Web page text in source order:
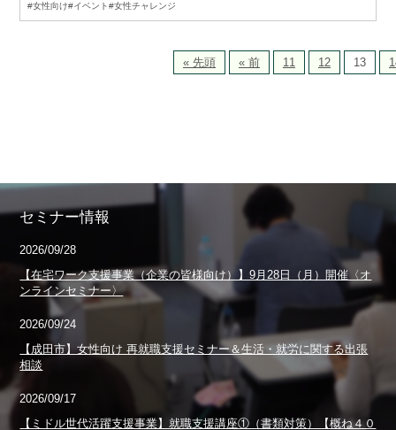
#女性向け#イベント#女性チャレンジ
« 先頭 « 前 11 12 13
セミナー情報
2026/09/28
【在宅ワーク支援事業（企業の皆様向け）】9月28日（月）開催〈オ
ンラインセミナー〉
2026/09/24
【成田市】女性向け 再就職支援セミナー＆生活・就労に関する出張
相談
2026/09/17
【ミドル世代活躍支援事業】就職支援講座①（書類対策）【概ね４０